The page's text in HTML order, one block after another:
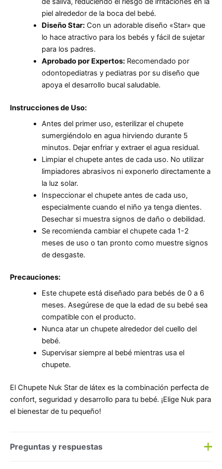
piel alrededor de la boca del bebé.
Diseño Star:Con un adorable diseño «Star» que
lo hace atractivo para los bebés y fácil de sujetar
para los padres.
Aprobado por Expertos:Recomendado por
odontopediatras y pediatras por su diseño que
apoya el desarrollo bucal saludable.
Instrucciones de Uso:
Antes del primer uso, esterilizar el chupete
sumergiéndolo en agua hirviendo durante 5
minutos. Dejar enfriar y extraer el agua residual.
Limpiar el chupete antes de cada uso. No utilizar
limpiadores abrasivos ni exponerlo directamente a
la luz solar.
Inspeccionar el chupete antes de cada uso,
especialmente cuando el niño ya tenga dientes.
Desechar si muestra signos de daño o debilidad.
Se recomienda cambiar el chupete cada 1-2
meses de uso o tan pronto como muestre signos
de desgaste.
Precauciones:
Este chupete está diseñado para bebés de 0 a 6
meses. Asegúrese de que la edad de su bebé sea
compatible con el producto.
Nunca atar un chupete alrededor del cuello del
bebé.
Supervisar siempre al bebé mientras usa el
chupete.
El Chupete Nuk Star de látex es la combinación perfecta de
confort, seguridad y desarrollo para tu bebé. ¡Elige Nuk para
el bienestar de tu pequeño!
Preguntas y respuestas